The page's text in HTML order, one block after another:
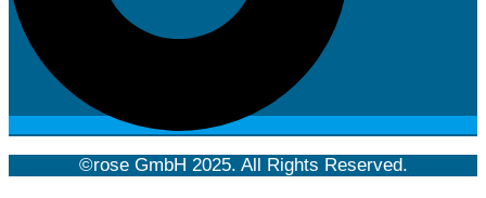
©rose GmbH 2025. All Rights Reserved.